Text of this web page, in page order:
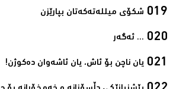
شکۆی میللەتەکەتان بپارێزن‌
... ئەگەر‌
یان ناچن بۆ ئاش، یان ئاشەوان دەکوژن!‌